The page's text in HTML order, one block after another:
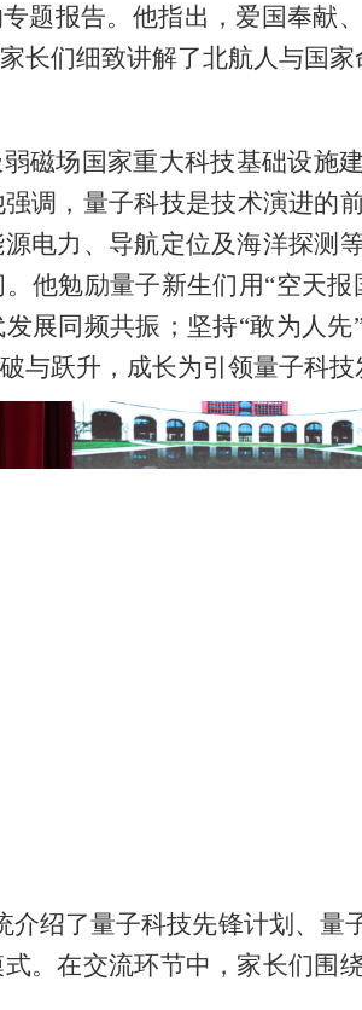
题报告。他指出，爱国奉献
长们细致讲解了北航人与国
磁场国家重大科技基础设施
调，量子科技是技术演进的
电力、导航定位及海洋探测
他勉励量子新生们用“空天
展同频共振；坚持“敢为人
与跃升，成长为引领量子科技
介绍了量子科技先锋计划、量
。在交流环节中，家长们围